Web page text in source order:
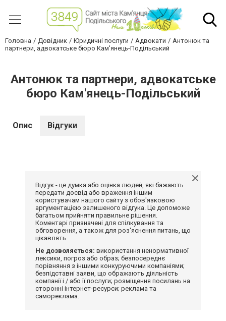
Головна Довідник Юридичні послуги Адвокати
Антонюк та
партнери, адвокатське бюро Кам'янець-Подільський
Антонюк та партнери, адвокатське
бюро Кам'янець-Подільський
Опис Відгуки
Відгук - це думка або оцінка людей, які бажають
передати досвід або враження іншим
користувачам нашого сайту з обов'язковою
аргументацією залишеного відгука. Це допоможе
багатьом прийняти правильне рішення.
Коментарі призначені для спілкування та
обговорення, а також для роз'яснення питань, що
цікавлять.
Не дозволяється: використання ненормативної
лексики, погроз або образ; безпосереднє
порівняння з іншими конкуруючими компаніями;
безпідставні заяви, що ображають діяльність
компанії і / або її послуги; розміщення посилань на
сторонні інтернет-ресурси; реклама та
самореклама.